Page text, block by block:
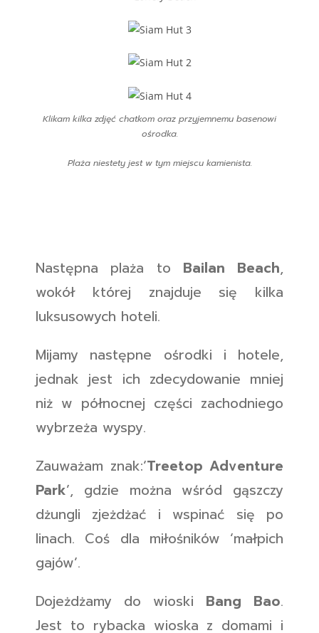
Klikam kilka zdjęć chatkom oraz przyjemnemu basenowi
ośrodka.
Plaża niestety jest w tym miejscu kamienista.
Następna plaża to Bailan Beach,
wokół której znajduje się kilka
luksusowych hoteli.
Mijamy następne ośrodki i hotele,
jednak jest ich zdecydowanie mniej
niż w północnej części zachodniego
wybrzeża wyspy.
Zauważam znak:‘Treetop Adventure
Park’, gdzie można wśród gąszczy
dżungli zjeżdżać i wspinać się po
linach. Coś dla miłośników ‘małpich
gajów’.
Dojeżdżamy do wioski Bang Bao.
Jest to rybacka wioska z domami i